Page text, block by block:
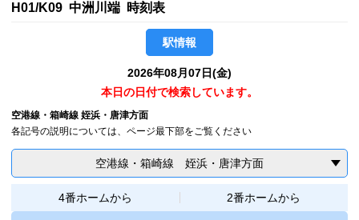
H01/K09 中洲川端 時刻表
駅情報
2026年08月07日(金)
本日の日付で検索しています。
空港線・箱崎線 姪浜・唐津方面
各記号の説明については、ページ最下部をご覧ください
空港線・箱崎線 姪浜・唐津方面
4番ホームから 2番ホームから